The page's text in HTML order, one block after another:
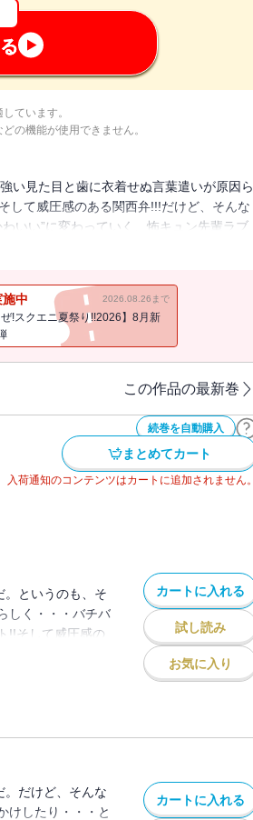
ています。
の機能が使用できません。
い見た目と歯に衣着せぬ言葉遣いが原因ら
して威圧感のある関西弁!!!だけど、そんな
いい”に変わっていく、怖キュン先輩ラブ
中 2026.08.26まで
ぜ!スクエニ夏祭り!!2026】8月新
この作品の最新巻
続巻を自動購入
まとめてカート
荷通知のコンテンツはカートに追加されません。
。というのも、そ
しく・・・バチバ
!!そして威圧感の
にだけは優しく
カートに入れる
試し読み
お気に入り
。だけど、そんな
けしたり・・・と
カートに入れる